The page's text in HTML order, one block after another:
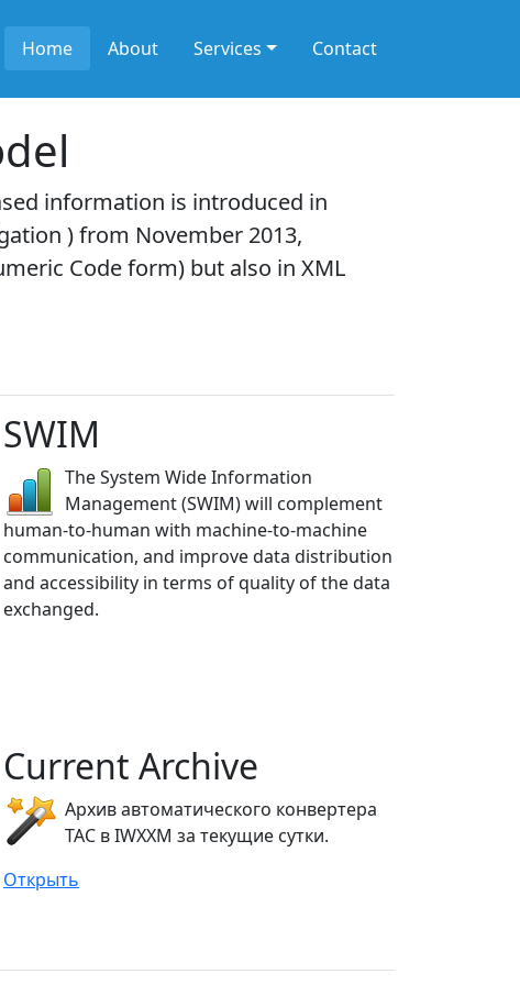
Home About Services Contact
information is introduced in
) from November 2013,
Code form) but also in XML
SWIM
The System Wide Information
Management (SWIM) will complement
human-to-human with machine-to-machine
communication, and improve data distribution
and accessibility in terms of quality of the data
exchanged.
Current Archive
Архив автоматического конвертера
ТАС в IWXXM за текущие сутки.
Открыть